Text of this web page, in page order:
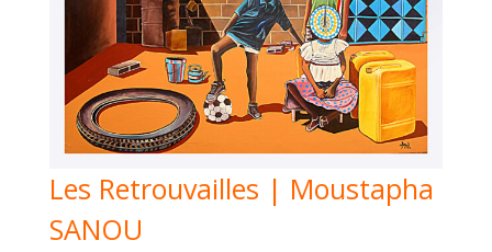
Les Retrouvailles | Moustapha
SANOU